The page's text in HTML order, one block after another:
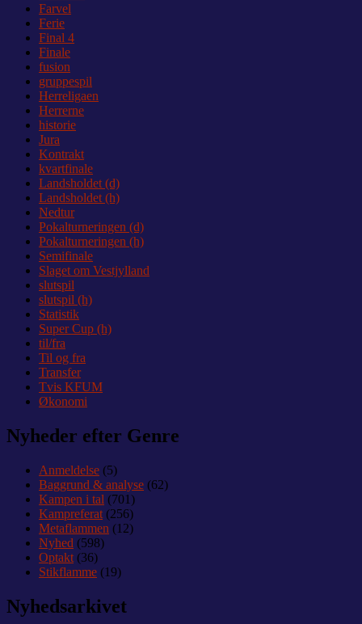
Farvel
Ferie
Final 4
Finale
fusion
gruppespil
Herreligaen
Herrerne
historie
Jura
Kontrakt
kvartfinale
Landsholdet (d)
Landsholdet (h)
Nedtur
Pokalturneringen (d)
Pokalturneringen (h)
Semifinale
Slaget om Vestjylland
slutspil
slutspil (h)
Statistik
Super Cup (h)
til/fra
Til og fra
Transfer
Tvis KFUM
Økonomi
Nyheder efter Genre
Anmeldelse (5)
Baggrund & analyse (62)
Kampen i tal (701)
Kampreferat (256)
Metaflammen (12)
Nyhed (598)
Optakt (36)
Stikflamme (19)
Nyhedsarkivet